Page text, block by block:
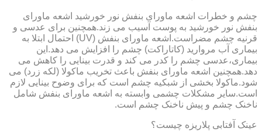
چشم و خطرات اشعه ماورای بنفش نور خورشید اشعه ماورای
بنفش نور خورشید به پوست آسیب می زند.همچنین برای عدسی و
قرنیه چشم مضراست.اشعه ماورای بنفش (UV) احتمال ابتلا به
بیماری آب مروارید (کاتاراکت) چشم را افزایش می دهد.این
بیماری،عدسی چشم را کدر می کند و قدرت بینایی را کاهش می
دهد.همچنین اشعه ماورای بنفش باعث تخریب ماکولا (لکه زرد) می
شود.ماکولا بخشی از شبکیه چشم است که برای وضوح بینایی لازم
است.سایر مشکلات چشمی وابسته به اشعه ماورای بنفش شامل
ناخنک چشم و پیش ناخنک چشم است.
عینک آفتابی پلاریزه چیست؟